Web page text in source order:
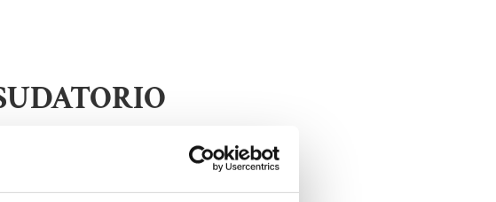
ai nostri ospiti che in nessun
più in pace con se stessi e